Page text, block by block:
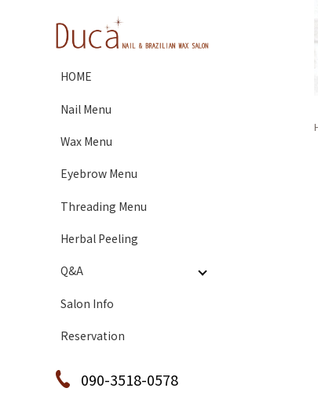
HOME
Nail Menu
Wax Menu
Eyebrow Menu
Threading Menu
Herbal Peeling
Q&A
Salon Info
Reservation
090-3518-0578